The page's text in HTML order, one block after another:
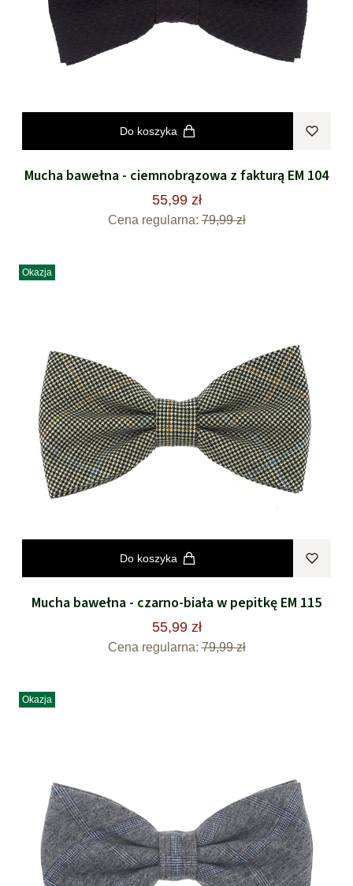
Do koszyka
Mucha bawełna - ciemnobrązowa z fakturą EM 104
55,99 zł
Cena regularna: 79,99 zł
Okazja
Do koszyka
Mucha bawełna - czarno-biała w pepitkę EM 115
55,99 zł
Cena regularna: 79,99 zł
Okazja